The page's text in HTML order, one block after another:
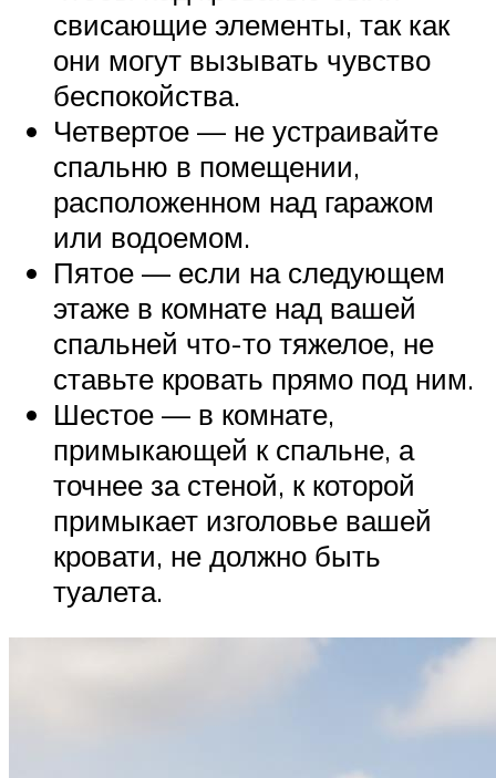
свисающие элементы, так как
они могут вызывать чувство
беспокойства.
Четвертое — не устраивайте
спальню в помещении,
расположенном над гаражом
или водоемом.
Пятое — если на следующем
этаже в комнате над вашей
спальней что-то тяжелое, не
ставьте кровать прямо под ним.
Шестое — в комнате,
примыкающей к спальне, а
точнее за стеной, к которой
примыкает изголовье вашей
кровати, не должно быть
туалета.